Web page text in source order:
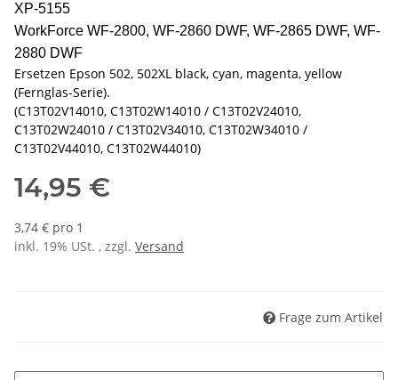
XP-5155
WorkForce WF-2800, WF-2860 DWF, WF-2865 DWF, WF-
2880 DWF
Ersetzen Epson 502, 502XL black, cyan, magenta, yellow
(Fernglas-Serie).
(C13T02V14010, C13T02W14010 / C13T02V24010,
C13T02W24010 / C13T02V34010, C13T02W34010 /
C13T02V44010, C13T02W44010)
14,95 €
3,74 € pro 1
inkl. 19% USt. , zzgl. Versand
Frage zum Artikel